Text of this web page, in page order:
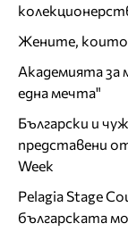
Жените, които
Академията за
една мечта"
Български и
представени
Week
Pelagia Stage
българската